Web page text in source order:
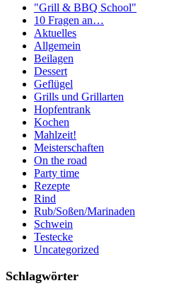
"Grill & BBQ School"
10 Fragen an…
Aktuelles
Allgemein
Beilagen
Dessert
Geflügel
Grills und Grillarten
Hopfentrank
Kochen
Mahlzeit!
Meisterschaften
On the road
Party time
Rezepte
Rind
Rub/Soßen/Marinaden
Schwein
Testecke
Uncategorized
Schlagwörter